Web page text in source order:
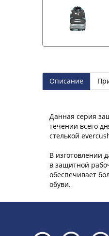
Описание
Данная серия
течении всего
стелькой
В изготовлении
в защитной
обеспечивает